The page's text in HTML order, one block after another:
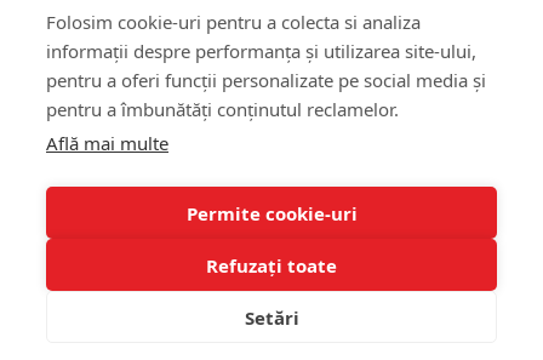
CAPTCHA
Please complete the
captcha validation
below
Am citit si sunt de acord cuTermeni si conditii
Folosim cookie-uri pentru a colecta si analiza
informații despre performanța și utilizarea site-ului,
pentru a oferi funcții personalizate pe social media și
pentru a îmbunătăți conținutul reclamelor.
Află mai multe
Permite cookie-uri
Refuzați toate
Setări